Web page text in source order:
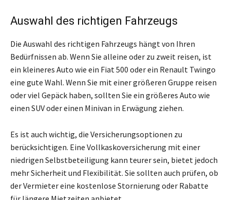
Auswahl des richtigen Fahrzeugs
Die Auswahl des richtigen Fahrzeugs hängt von Ihren
Bedürfnissen ab. Wenn Sie alleine oder zu zweit reisen, ist
ein kleineres Auto wie ein Fiat 500 oder ein Renault Twingo
eine gute Wahl. Wenn Sie mit einer größeren Gruppe reisen
oder viel Gepäck haben, sollten Sie ein größeres Auto wie
einen SUV oder einen Minivan in Erwägung ziehen.
Es ist auch wichtig, die Versicherungsoptionen zu
berücksichtigen. Eine Vollkaskoversicherung mit einer
niedrigen Selbstbeteiligung kann teurer sein, bietet jedoch
mehr Sicherheit und Flexibilität. Sie sollten auch prüfen, ob
der Vermieter eine kostenlose Stornierung oder Rabatte